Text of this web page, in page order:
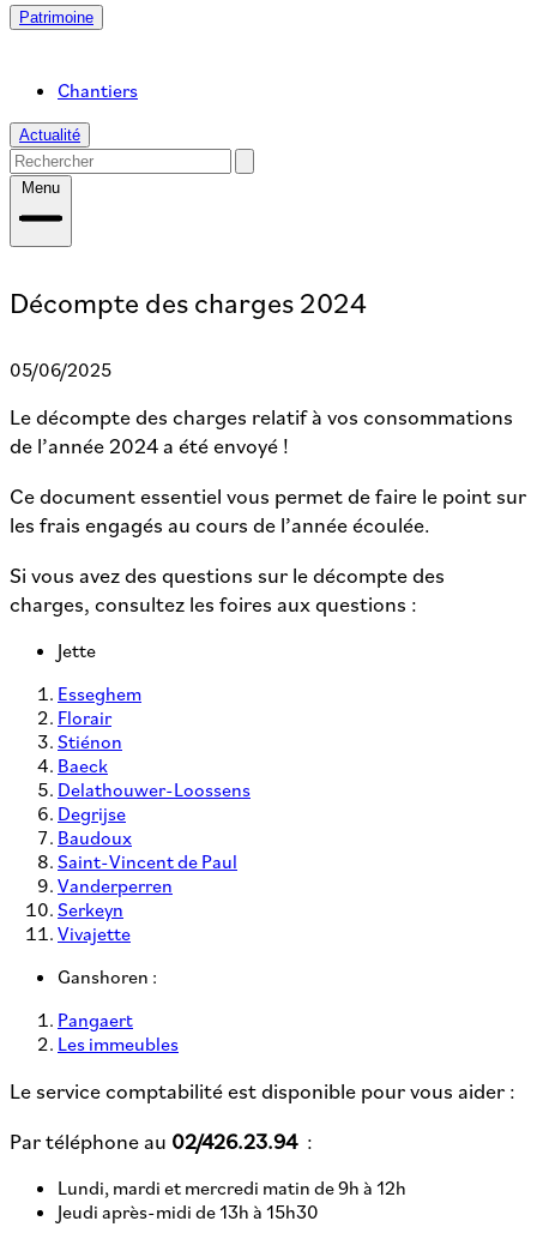
Patrimoine
Chantiers
Actualité
Menu
Décompte des charges 2024
05/06/2025
Le décompte des charges relatif à vos consommations
de l’année 2024 a été envoyé !
Ce document essentiel vous permet de faire le point sur
les frais engagés au cours de l’année écoulée.
Si vous avez des questions sur le décompte des
charges, consultez les foires aux questions :
Jette
Esseghem
Florair
Stiénon
Baeck
Delathouwer-Loossens
Degrijse
Baudoux
Saint-Vincent de Paul
Vanderperren
Serkeyn
Vivajette
Ganshoren :
Pangaert
Les immeubles
Le service comptabilité est disponible pour vous aider :
Par téléphone au 02/426.23.94:
Lundi, mardi et mercredi matin de 9h à 12h
Jeudi après-midi de 13h à 15h30